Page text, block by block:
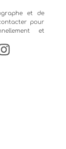
et de
pour
et